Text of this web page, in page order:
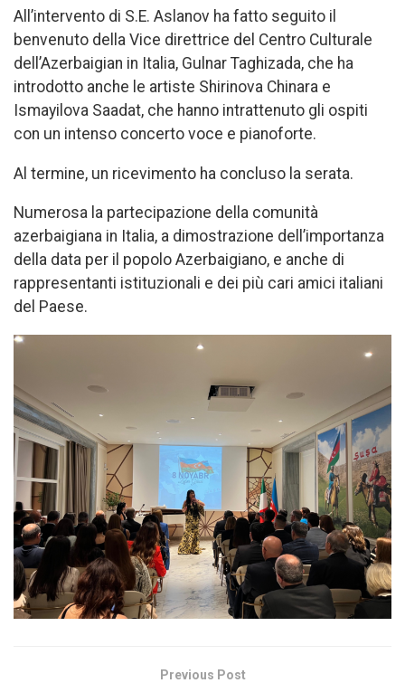
All’intervento di S.E. Aslanov ha fatto seguito il
benvenuto della Vice direttrice del Centro Culturale
dell’Azerbaigian in Italia, Gulnar Taghizada, che ha
introdotto anche le artiste Shirinova Chinara e
Ismayilova Saadat, che hanno intrattenuto gli ospiti
con un intenso concerto voce e pianoforte.
Al termine, un ricevimento ha concluso la serata.
Numerosa la partecipazione della comunità
azerbaigiana in Italia, a dimostrazione dell’importanza
della data per il popolo Azerbaigiano, e anche di
rappresentanti istituzionali e dei più cari amici italiani
del Paese.
Previous Post